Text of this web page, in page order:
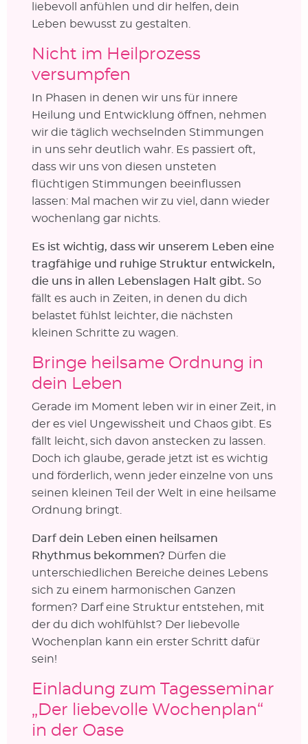
liebevoll anfühlen und dir helfen, dein
Leben bewusst zu gestalten.
Nicht im Heilprozess
versumpfen
In Phasen in denen wir uns für innere
Heilung und Entwicklung öffnen, nehmen
wir die täglich wechselnden Stimmungen
in uns sehr deutlich wahr. Es passiert oft,
dass wir uns von diesen unsteten
flüchtigen Stimmungen beeinflussen
lassen: Mal machen wir zu viel, dann wieder
wochenlang gar nichts.
Es ist wichtig, dass wir unserem Leben eine
tragfähige und ruhige Struktur entwickeln,
die uns in allen Lebenslagen Halt gibt. So
fällt es auch in Zeiten, in denen du dich
belastet fühlst leichter, die nächsten
kleinen Schritte zu wagen.
Bringe heilsame Ordnung in
dein Leben
Gerade im Moment leben wir in einer Zeit, in
der es viel Ungewissheit und Chaos gibt. Es
fällt leicht, sich davon anstecken zu lassen.
Doch ich glaube, gerade jetzt ist es wichtig
und förderlich, wenn jeder einzelne von uns
seinen kleinen Teil der Welt in eine heilsame
Ordnung bringt.
Darf dein Leben einen heilsamen
Rhythmus bekommen? Dürfen die
unterschiedlichen Bereiche deines Lebens
sich zu einem harmonischen Ganzen
formen? Darf eine Struktur entstehen, mit
der du dich wohlfühlst? Der liebevolle
Wochenplan kann ein erster Schritt dafür
sein!
Einladung zum Tagesseminar
„Der liebevolle Wochenplan“
in der Oase